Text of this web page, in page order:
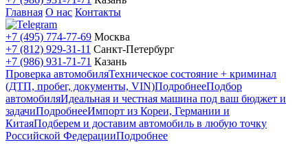
Главная О нас Контакты
+7 (495) 774-77-69 Москва
+7 (812) 929-31-11 Санкт-Петербург
+7 (986) 931-71-71 Казань
Проверка автомобиляТехническое состояние + криминал
(ДТП, пробег, документы, VIN)ПодробнееПодбор
автомобиляИдеальная и честная машина под ваш бюджет и
задачиПодробнееИмпорт из Кореи, Германии и
КитаяПодберем и доставим автомобиль в любую точку
Российской ФедерацииПодробнее